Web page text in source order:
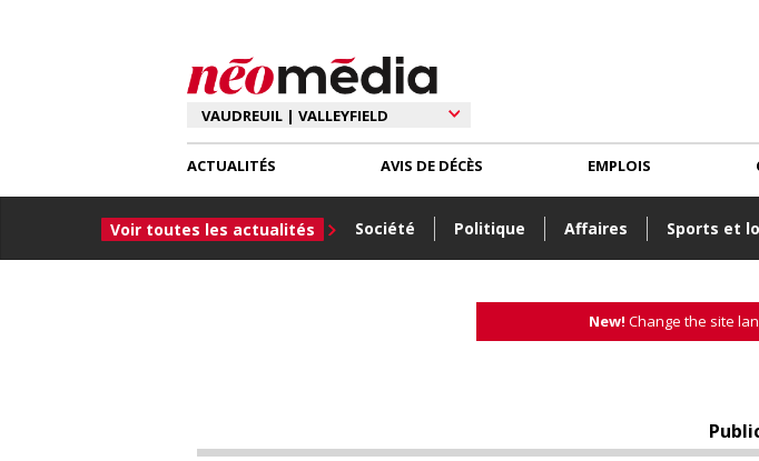
ACTUALITÉS
Voir toutes les actualités Société Politique Affaires Sports et
AVIS DE DÉCÈS EMPLOIS
New! Change the site